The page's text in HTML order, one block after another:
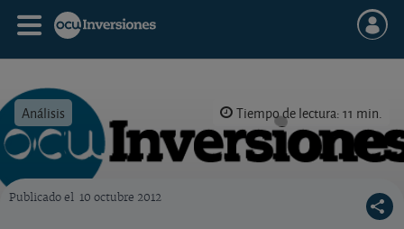
Análisis Tiempo de lectura: 11 min.
Publicado el 10 octubre 2012